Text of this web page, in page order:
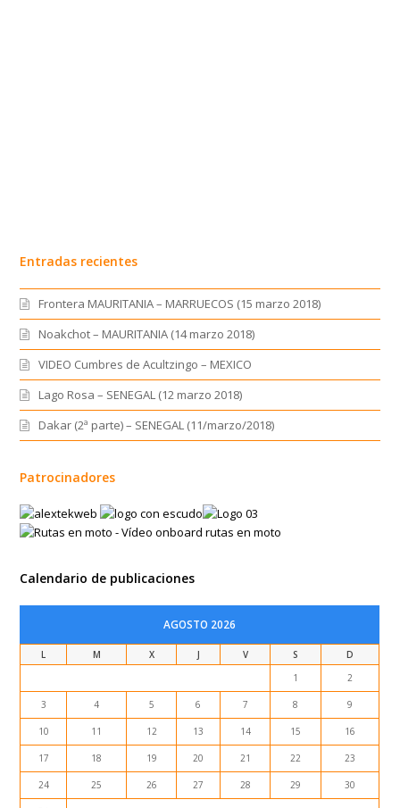
Entradas recientes
Frontera MAURITANIA – MARRUECOS (15 marzo 2018)
Noakchot – MAURITANIA (14 marzo 2018)
VIDEO Cumbres de Acultzingo – MEXICO
Lago Rosa – SENEGAL (12 marzo 2018)
Dakar (2ª parte) – SENEGAL (11/marzo/2018)
Patrocinadores
Calendario de publicaciones
AGOSTO 2026
L M X J V S
D
1
2
3 4 5 6 7 8 9
10 11 12 13 14 15 16
17 18 19 20 21 22 23
24 25 26 27 28 29 30